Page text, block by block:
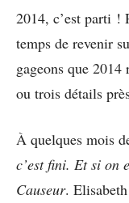
2014, c’est parti !
temps de revenir
gageons que 2014
ou trois détails
À quelques mois
c’est fini. Et si on
Causeur.